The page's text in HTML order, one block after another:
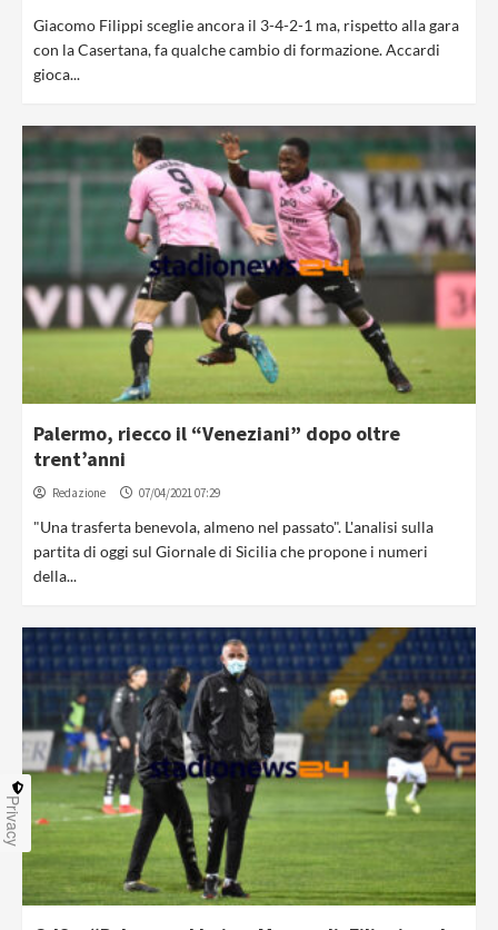
Giacomo Filippi sceglie ancora il 3-4-2-1 ma, rispetto alla gara
con la Casertana, fa qualche cambio di formazione. Accardi
gioca...
Palermo, riecco il “Veneziani” dopo oltre
trent’anni
Redazione 07/04/2021 07:29
"Una trasferta benevola, almeno nel passato". L'analisi sulla
partita di oggi sul Giornale di Sicilia che propone i numeri
della...
Privacy